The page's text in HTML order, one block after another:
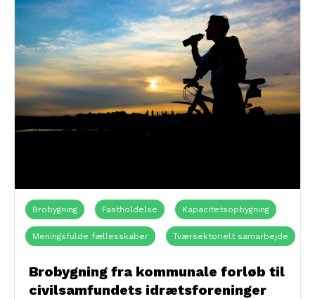
Brobygning Fastholdelse Kapacitetsopbygning
Meningsfulde fællesskaber Tværsektorielt samarbejde
Kronikere Sårbare Unge (16-24 år)
Brobygning fra kommunale forløb til
civilsamfundets idrætsforeninger